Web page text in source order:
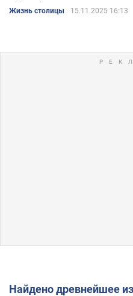
Жизнь столицы 15.11.2025 16:13
Найдено древнейшее